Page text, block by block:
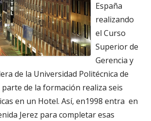
España
realizando
el Curso
Superior de
Gerencia y
de la Universidad Politécnica de
parte de la formación realiza seis
en un Hotel. Así, en1998 entra en
Jerez para completar esas